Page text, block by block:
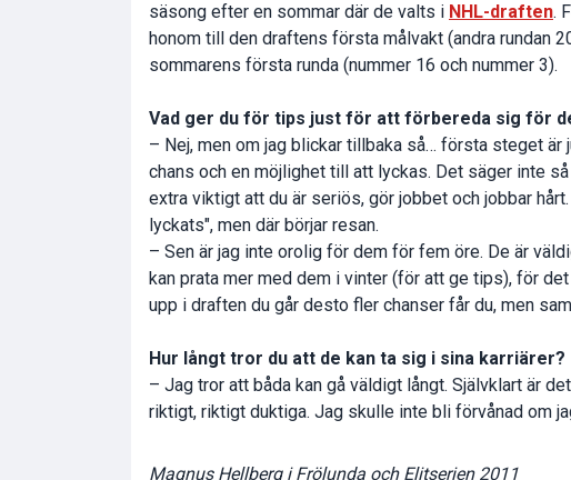
säsong efter en sommar där de valts i NHL-draften.
honom till den draftens första målvakt (andra rundan
sommarens första runda (nummer 16 och nummer 3).
Vad ger du för tips just för att förbereda sig för
– Nej, men om jag blickar tillbaka så… första steget
chans och en möjlighet till att lyckas. Det säger inte
extra viktigt att du är seriös, gör jobbet och jobbar
lyckats", men där börjar resan.
– Sen är jag inte orolig för dem för fem öre. De är
kan prata mer med dem i vinter (för att ge tips), för
upp i draften du går desto fler chanser får du, men
Hur långt tror du att de kan ta sig i sina karriärer?
– Jag tror att båda kan gå väldigt långt. Självklart är
riktigt, riktigt duktiga. Jag skulle inte bli förvånad om
Magnus Hellberg i Frölunda och Elitserien 2011